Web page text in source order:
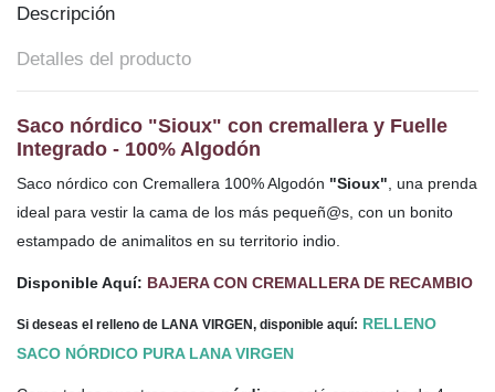
Descripción
Detalles del producto
Saco nórdico "Sioux" con cremallera y Fuelle
Integrado - 100% Algodón
Saco nórdico con Cremallera 100% Algodón "Sioux", una prenda
ideal para vestir la cama de los más pequeñ@s, con un bonito
estampado de animalitos en su territorio indio.
Disponible Aquí: BAJERA CON CREMALLERA DE RECAMBIO
Si deseas el relleno de LANA VIRGEN, disponible aquí: RELLENO
SACO NÓRDICO PURA LANA VIRGEN